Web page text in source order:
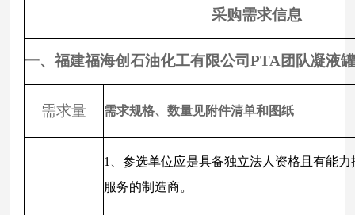
采购需求信息
一、福建福海创石油化工有限公司PTA团队凝液
需求量 需求规格、数量见附件清单和图纸
1、参选单位应是具备独立法人资格且有能
服务的制造商。